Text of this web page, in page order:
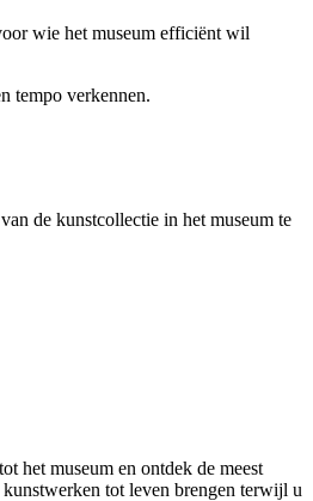
wie het museum efficiënt wil
tempo verkennen.
de kunstcollectie in het museum te
het museum en ontdek de meest
tot leven brengen terwijl u